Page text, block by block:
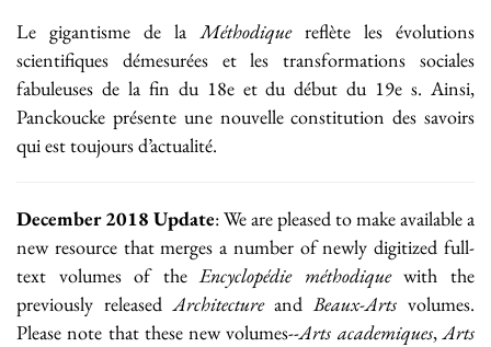
Le gigantisme de laMéthodiquereflète les évolutions
scientifiques démesurées et les transformations sociales
fabuleuses de la fin du 18e et du début du 19e s. Ainsi,
Panckoucke présente une nouvelle constitution des savoirs
qui est toujours d’actualité.
December 2018 Update: We are pleased to make available a
new resource that merges a number of newly digitized full-
text volumes of theEncyclopédie méthodiquewith the
previously releasedArchitectureandBeaux-Arts volumes.
Please note that these new volumes--Arts academiques,Arts